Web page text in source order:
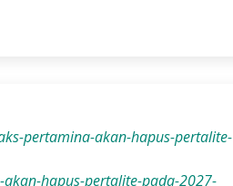
pertamina-akan-hapus-pertalite-
hapus-pertalite-pada-2027-